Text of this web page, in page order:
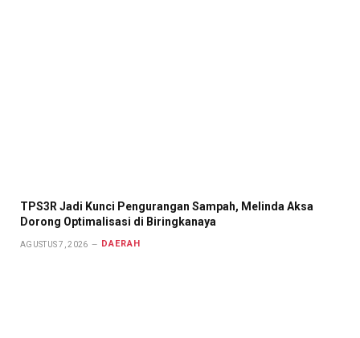
TPS3R Jadi Kunci Pengurangan Sampah, Melinda Aksa
Dorong Optimalisasi di Biringkanaya
AGUSTUS 7, 2026 DAERAH